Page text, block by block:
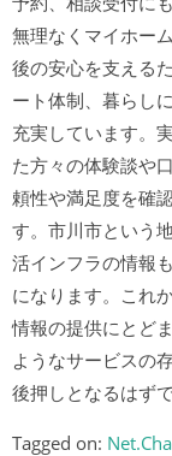
無理なくマイホー
後の安心を支える
ート体制、暮らし
充実しています。
た方々の体験談や
頼性や満足度を確
す。市川市という
活インフラの情報
になります。これ
情報の提供にとど
ようなサービスの
後押しとなるはずで
Tagged on: